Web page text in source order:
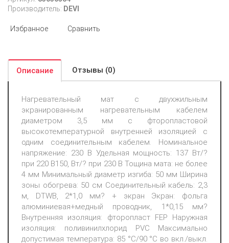
Производитель: DEVI
Избранное Сравнить
Описание Отзывы (0)
Нагревательный мат с двухжильным
экранированным нагревательным кабелем
диаметром 3,5 мм с фторопластовой
высокотемпературной внутренней изоляцией с
одним соединительным кабелем. Номинальное
напряжение: 230 В Удельная мощность: 137 Вт/?
при 220 В150, Вт/? при 230 В Тощина мата: не более
4 мм Минимальный диаметр изгиба: 50 мм Ширина
зоны обогрева: 50 см Соединительный кабель: 2,3
м, DTWB, 2*1,0 мм? + экран Экран: фольга
алюминиевая+медный проводник, 1*0,15 мм?
Внутренняя изоляция: фторопласт FEP Наружная
изоляция: поливинилхлорид PVC Максимально
допустимая температура: 85 °C/90 °C во вкл./выкл.